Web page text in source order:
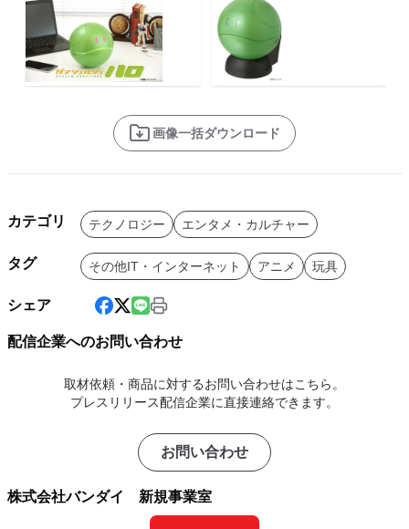
画像一括ダウンロード
カテゴリ テクノロジー エンタメ・カルチャー
タグ その他IT・インターネット アニメ 玩具
シェア
配信企業へのお問い合わせ
取材依頼・商品に対するお問い合わせはこちら。
プレスリリース配信企業に直接連絡できます。
お問い合わせ
株式会社バンダイ 新規事業室